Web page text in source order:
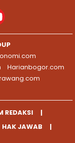
Harianbogor.com
REDAKSI
HAK JAWAB